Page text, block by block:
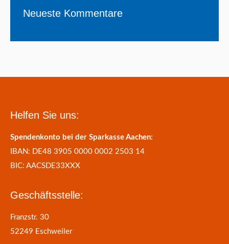
Neueste Kommentare
Helfen Sie uns:
Spendenkonto bei der Sparkasse Aachen:
IBAN: DE48 3905 0000 0002 2503 14
BIC: AACSDE33XXX
Geschäftsstelle:
Franzstr. 30
52249 Eschweiler